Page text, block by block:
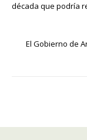
década que podría
El Gobierno de